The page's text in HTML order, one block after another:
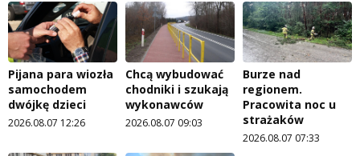
Pijana para wiozła
samochodem
dwójkę dzieci
2026.08.07 12:26
Chcą wybudować
chodniki i szukają
wykonawców
2026.08.07 09:03
Burze nad
regionem.
Pracowita noc u
strażaków
2026.08.07 07:33